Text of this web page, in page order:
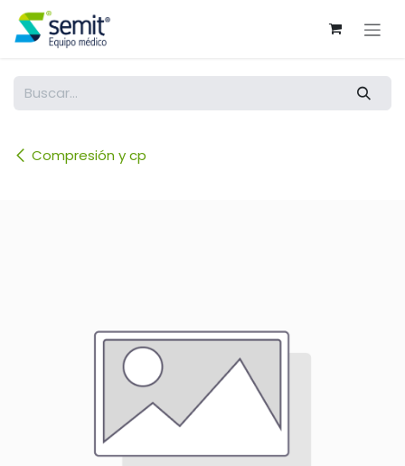
Ir al contenido
Compresión y cp